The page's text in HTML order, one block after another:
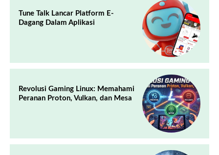
Tune Talk Lancar Platform E-
Dagang Dalam Aplikasi
Revolusi Gaming Linux: Memahami
Peranan Proton, Vulkan, dan Mesa